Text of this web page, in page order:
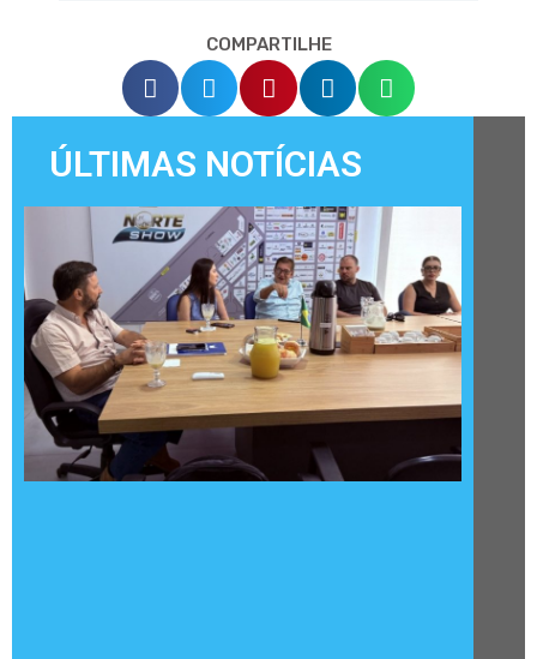
COMPARTILHE
ÚLTIMAS NOTÍCIAS